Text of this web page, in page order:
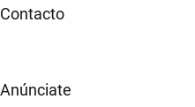
Contacto
Anúnciate